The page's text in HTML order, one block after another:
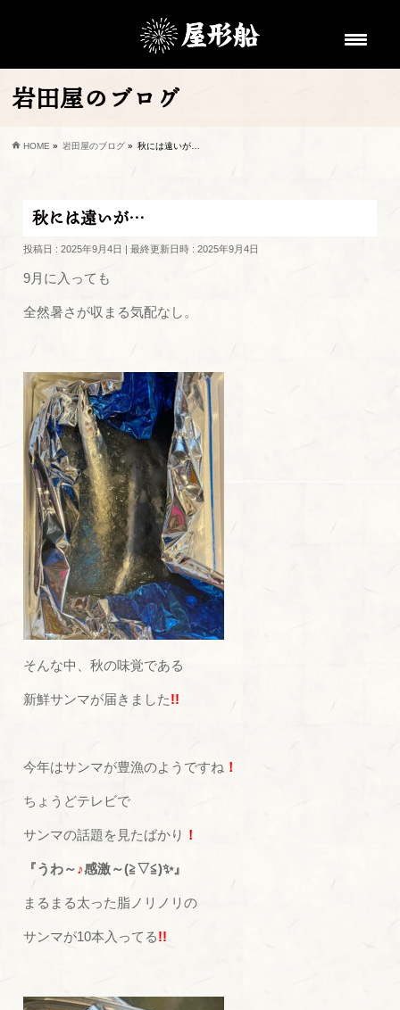
岩田屋のブログ
HOME » 岩田屋のブログ » 秋には遠いが…
秋には遠いが…
投稿日 : 2025年9月4日 最終更新日時 : 2025年9月4日
9月に入っても
全然暑さが収まる気配なし。
そんな中、秋の味覚である
新鮮サンマが届きました!!
今年はサンマが豊漁のようですね ！
ちょうどテレビで
サンマの話題を見たばかり ！
『うわ～♪感激～(≧▽≦)✨』
まるまる太った脂ノリノリの
サンマが10本入ってる!!